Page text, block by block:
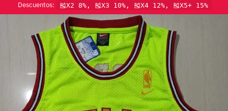
Descuentos:
🎽X2 8%, 🎽X3 10%, 🎽X4 12%, 🎽X5+ 15%